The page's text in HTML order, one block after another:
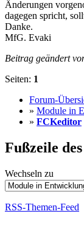
Änderungen
dagegen spricht,
Danke.
MfG. Evaki
Beitrag geändert
Seiten: 1
Forum-
» Module in
» FCKeditor
Fußzeile
Wechseln zu
RSS-Themen-Feed